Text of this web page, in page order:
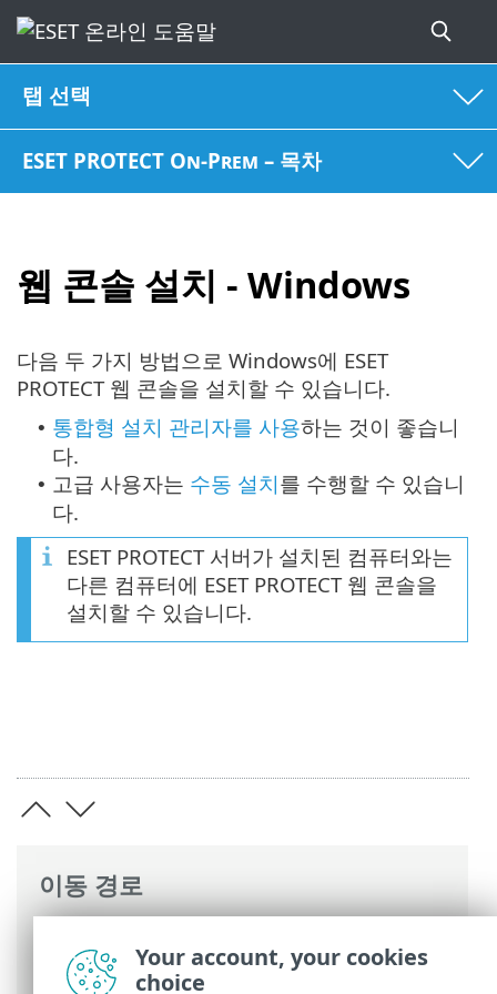
탭 선택
ESET PROTECT On-Prem – 목차
웹 콘솔 설치 - Windows
이동 경로
Prem>설치>Windows의 구성 요소 설치
다음 두 가지 방법으로 Windows에 ESET
PROTECT 웹 콘솔을 설치할 수 있습니다.
• 통합형 설치 관리자를 사용하는 것이 좋습니
다.
• 고급 사용자는 수동 설치를 수행할 수 있습니
다.
ESET PROTECT 서버가 설치된 컴퓨터와는
다른 컴퓨터에 ESET PROTECT 웹 콘솔을
설치할 수 있습니다.
Your account, your cookies
choice